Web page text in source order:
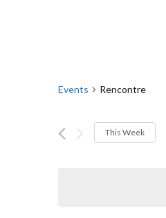
Events Rencontre
This Week